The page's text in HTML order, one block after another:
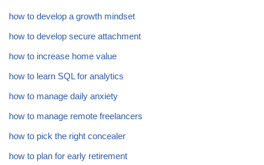
how to develop a growth mindset
how to develop secure attachment
how to increase home value
how to learn SQL for analytics
how to manage daily anxiety
how to manage remote freelancers
how to pick the right concealer
how to plan for early retirement